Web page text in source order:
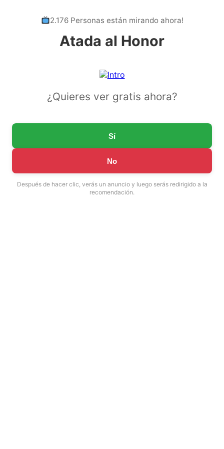
2.176 Personas están mirando ahora!
Atada al Honor
¿Quieres ver gratis ahora?
Sí
No
Después de hacer clic, verás un anuncio y luego serás redirigido a la
recomendación.